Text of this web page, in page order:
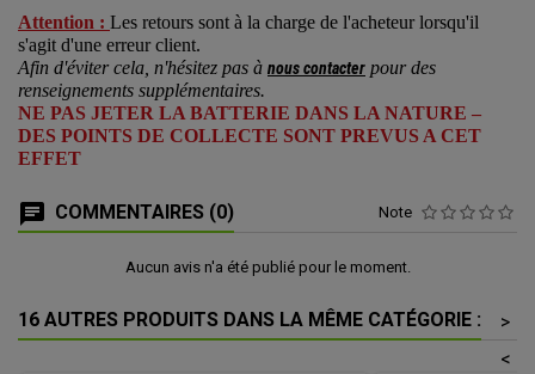
Attention : Les retours sont à la charge de l'acheteur lorsqu'il
s'agit d'une erreur client.
Afin d'éviter cela, n'hésitez pas à nous contacter pour des
renseignements supplémentaires.
NE PAS JETER LA BATTERIE DANS LA NATURE –
DES POINTS DE COLLECTE SONT PREVUS A CET
EFFET
COMMENTAIRES (0) Note
Aucun avis n'a été publié pour le moment.
16 AUTRES PRODUITS DANS LA MÊME CATÉGORIE :
>
<